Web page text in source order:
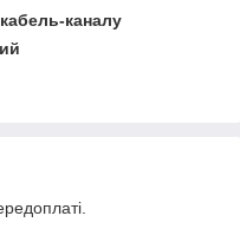
каналу